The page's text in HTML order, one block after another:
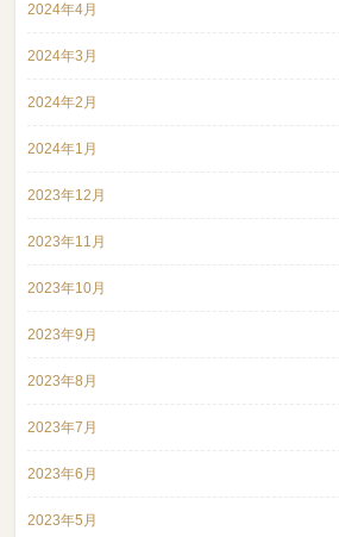
2024年4月
2024年3月
2024年2月
2024年1月
2023年12月
2023年11月
2023年10月
2023年9月
2023年8月
2023年7月
2023年6月
2023年5月